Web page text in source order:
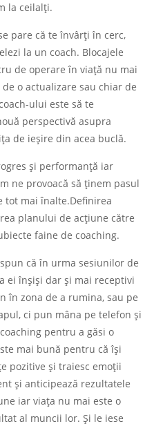
la ceilalți.
pare că te învârți în cerc,
la un coach. Blocajele
de operare în viață nu mai
o actualizare sau chiar de
ului este să te
perspectivă asupra
de ieșire din acea buclă.
și performanță iar
ne provoacă să ținem pasul
tot mai înalte.Definirea
planului de acțiune către
faine de coaching.
că în urma sesiunilor de
ei înșiși dar și mai receptivi
în zona de a rumina, sau pe
ci pun mâna pe telefon și
pentru a găsi o
mai bună pentru că își
pozitive și traiesc emoții
și anticipează rezultatele
iar viața nu mai este o
al muncii lor. Și le iese